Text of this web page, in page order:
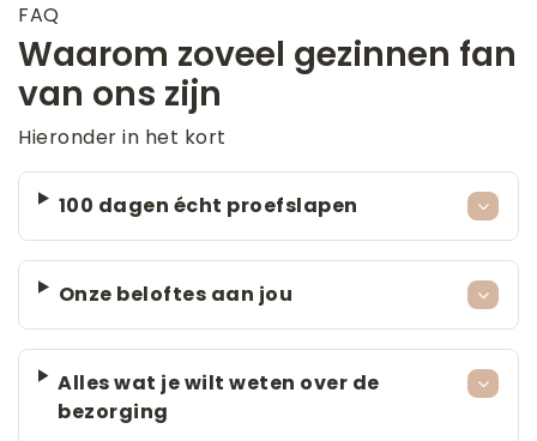
FAQ
Waarom zoveel gezinnen fan
van ons zijn
Hieronder in het kort
100 dagen écht proefslapen
Onze beloftes aan jou
Alles wat je wilt weten over de
bezorging